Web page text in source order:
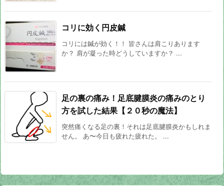
コリに効く円皮鍼
コリには鍼が効く！！ 皆さんは肩こりあります
か？ 肩が凝った時どうしていますか？ ...
足の裏の痛み！足底腱膜炎の痛みのとり
方を試した結果【２０秒の魔法】
突然痛くなる足の裏！それは足底腱膜炎かもしれま
せん。 あ〜今日も疲れた疲れた。 ...